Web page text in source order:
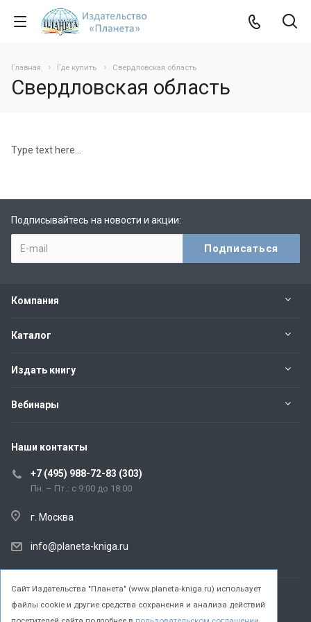
Главная Где купить Свердловская область
Свердловская область
Type text here...
Подписывайтесь на новости и акции:
Компания
Каталог
Издать книгу
Вебинары
Наши контакты
+7 (495) 988-72-83 (303)
Пн. – Пт.: с 9:00 до 18:00
г. Москва
info@planeta-kniga.ru
© 2026 Все права защищены.
Cайт Издательства "Планета" (www.planeta-kniga.ru) использует
файлы cookie и другие средства сохранения и анализа действий